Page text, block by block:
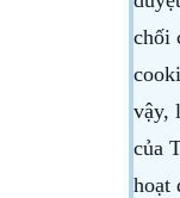
chối
vậy,
của
hoạt